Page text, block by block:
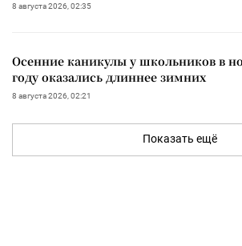
8 августа 2026, 02:35
Осенние каникулы у школьников в
году оказались длиннее зимних
8 августа 2026, 02:21
Показать ещё